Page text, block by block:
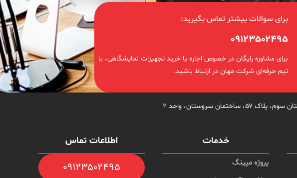
برای سوالات بیشتر تماس بگیرید:
۰۹۱۲۳۵۰۲۴۹۵
برای مشاوره رایگان در خصوص اجاره یا خرید تجهیزات نمایشگاهی، با
تیم حرفه‌ای شرکت مهان در ارتباط باشید.
سروستان، واحد ۲
خدمات
پروژه مپینگ
اطلاعات تماس
۰۹۱۲۳۵۰۲۴۹۵